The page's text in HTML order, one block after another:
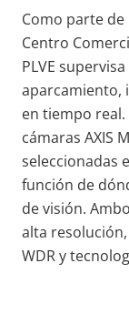
Como parte
Centro
PLVE
aparcamiento,
en tiempo
cámaras AXIS
seleccionadas
función de
de visión.
alta
WDR y